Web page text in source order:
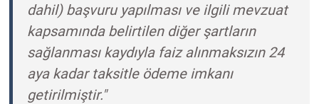
dahil) başvuru yapılması ve ilgili mevzuat
kapsamında belirtilen diğer şartların
sağlanması kaydıyla faiz alınmaksızın 24
aya kadar taksitle ödeme imkanı
getirilmiştir."